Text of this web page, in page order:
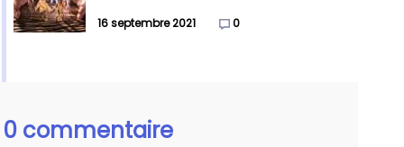
16 septembre 2021 0
0 commentaire